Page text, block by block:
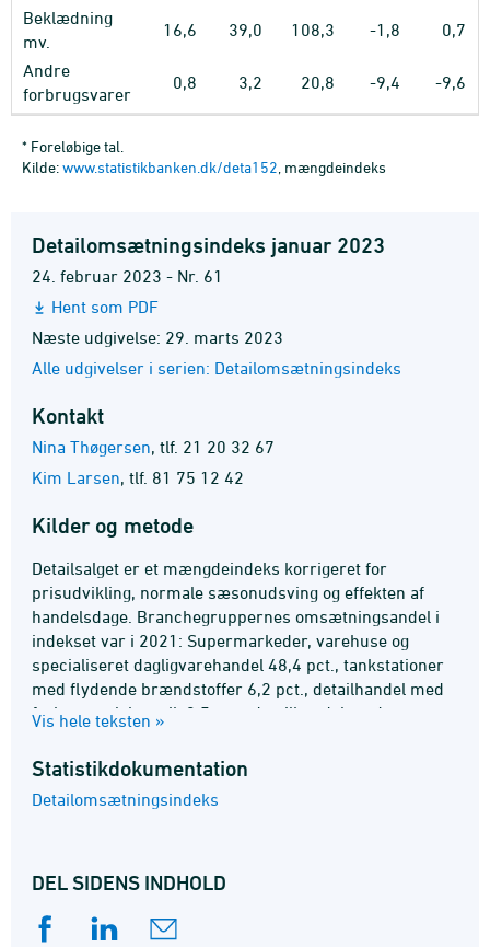
Beklædning
mv.
16,6 39,0 108,3 -1,8 0,7
Andre
forbrugsvarer
0,8 3,2 20,8 -9,4 -9,6
* Foreløbige tal.
Kilde:www.statistikbanken.dk/deta152 , mængdeindeks
Detailomsætningsindeks januar 2023
24. februar 2023 - Nr. 61
Hent som PDF
Næste udgivelse: 29. marts 2023
Alle udgivelser i serien: Detailomsætningsindeks
Kontakt
Nina Thøgersen tlf. 21 20 32 67
Kim Larsen tlf. 81 75 12 42
Kilder og metode
Detailsalget er et mængdeindeks korrigeret for
prisudvikling, normale sæsonudsving og effekten af
handelsdage. Branchegruppernes omsætningsandel i
indekset var i 2021: Supermarkeder, varehuse og
specialiseret dagligvarehandel 48,4 pct., tankstationer
med flydende brændstoffer 6,2 pct., detailhandel med
forbrugerelektronik 2,5 pct., detailhandel med
pct., detailhandel med kultur- og fritidsprodukter 5,2
7,5 pct., apoteker og detailhandel med varer til
er beskrevet i statistikdokumentationen om
Detailomsætningsindeks
Vis hele teksten »
Statistik­dokumentation
Detailomsætningsindeks
DEL SIDENS INDHOLD